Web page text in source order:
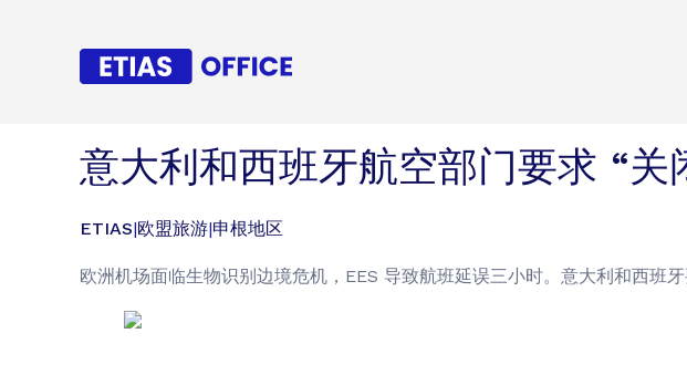
意大利和西班牙航空部门要求 “
ETIAS|欧盟旅游|申根地区
欧洲机场面临生物识别边境危机，EES 导致航班延误三小时。意大利和西班牙